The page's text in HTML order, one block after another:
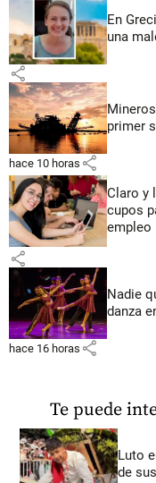
En
una
share
primer
hace 10 horas share
Claro y
cupos
empleo
share
Nadie
danza
hace 16 horas share
Te puede
Luto
de